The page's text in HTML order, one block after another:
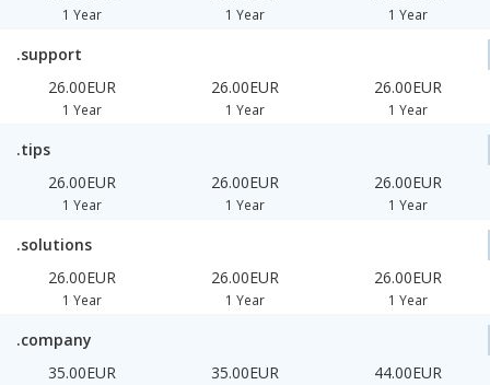
1 Year 1 Year 1 Year
.support
26.00EUR
1 Year
26.00EUR
1 Year
26.00EUR
1 Year
.tips
26.00EUR
1 Year
26.00EUR
1 Year
26.00EUR
1 Year
.solutions
26.00EUR
1 Year
26.00EUR
1 Year
26.00EUR
1 Year
.company
35.00EUR
35.00EUR 44.00EUR